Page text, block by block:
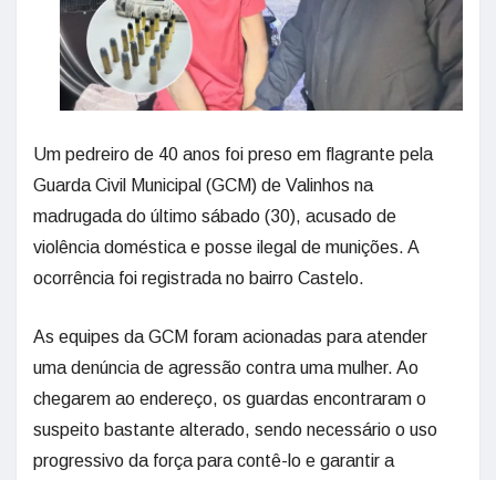
Um pedreiro de 40 anos foi preso em flagrante pela
Guarda Civil Municipal (GCM) de Valinhos na
madrugada do último sábado (30), acusado de
violência doméstica e posse ilegal de munições. A
ocorrência foi registrada no bairro Castelo.
As equipes da GCM foram acionadas para atender
uma denúncia de agressão contra uma mulher. Ao
chegarem ao endereço, os guardas encontraram o
suspeito bastante alterado, sendo necessário o uso
progressivo da força para contê-lo e garantir a